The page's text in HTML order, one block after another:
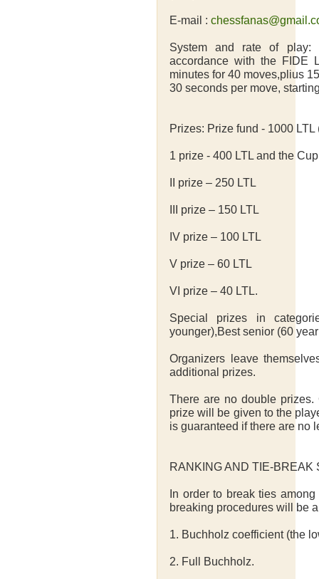
E-mail :
System and rate of
accordance with the FIDE
minutes for 40 moves,plius
30 seconds per move,
Prizes: Prize fund - 1000
1 prize - 400 LTL and the Cup
II prize – 250 LTL
III prize – 150 LTL
IV prize – 100 LTL
V prize – 60 LTL
VI prize – 40 LTL.
Special prizes in
younger),Best senior (60
Organizers leave
additional prizes.
There are no double
prize will be given to the
is guaranteed if there are no
RANKING AND TIE-BREAK
In order to break ties
breaking procedures will be
1. Buchholz coefficient (the
2. Full Buchholz.